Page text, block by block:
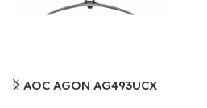
AOC AGON AG493UCX